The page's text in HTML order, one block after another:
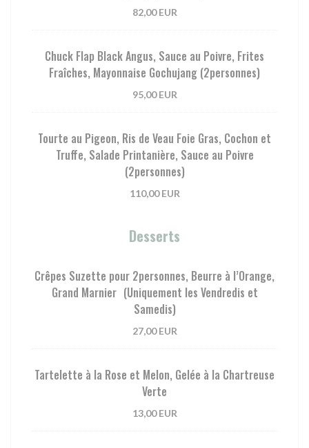
82,00 EUR
Chuck Flap Black Angus, Sauce au Poivre, Frites
Fraîches, Mayonnaise Gochujang (2personnes)
95,00 EUR
Tourte au Pigeon, Ris de Veau Foie Gras, Cochon et
Truffe, Salade Printanière, Sauce au Poivre
(2personnes)
110,00 EUR
Desserts
Crêpes Suzette pour 2personnes, Beurre à l’Orange,
Grand Marnier (Uniquement les Vendredis et
Samedis)
27,00 EUR
Tartelette à la Rose et Melon, Gelée à la Chartreuse
Verte
13,00 EUR